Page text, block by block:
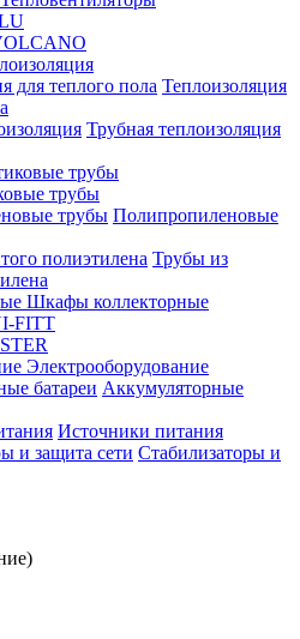
Теплоизоляция
Трубная теплоизоляция
трубы
Полипропиленовые
Трубы из
Шкафы коллекторные
FITT
Электрооборудование
Аккумуляторные
Источники питания
Стабилизаторы и